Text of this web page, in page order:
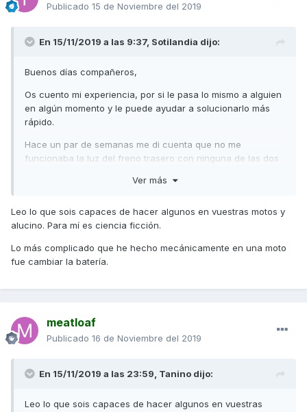
Publicado 15 de Noviembre del 2019
En 15/11/2019 a las 9:37, Sotilandia dijo:
Buenos días compañeros,
Os cuento mi experiencia, por si le pasa lo mismo a alguien
en algún momento y le puede ayudar a solucionarlo más
rápido.
Hace un par de semanas me di cuenta que no me
funcionaba la luz del freno trasero con ninguna de las dos
estaba claro que funcionaban bien los interruptores.
Solo podía ser ya del propio faro led o de la instalación
eléctrica. Lo primero que comprobé es que no fuera un
montón de sistemas eléctricos que funcionaban
perfectamente, ese no era el problema.
con ese cable en el medio. Medí con un tester si enviaba
chicha al apretar las manetas y me marcaba algo más de 6
que los led fueran a 6 voltios (6 de 1 voltio). De haber
sabido en ese momento que tenía que enviar unos 12
desmontando y montando media moto.
Ver más
Leo lo que sois capaces de hacer algunos en vuestras motos y
alucino. Para mí es ciencia ficción.
Lo más complicado que he hecho mecánicamente en una moto
fue cambiar la batería.
meatloaf
Publicado 16 de Noviembre del 2019
En 15/11/2019 a las 23:59, Tanino dijo:
Leo lo que sois capaces de hacer algunos en vuestras